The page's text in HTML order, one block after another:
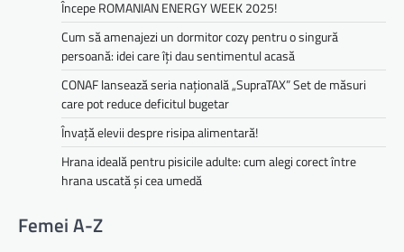
Începe ROMANIAN ENERGY WEEK 2025!
Cum să amenajezi un dormitor cozy pentru o singură
persoană: idei care îți dau sentimentul acasă
CONAF lansează seria națională „SupraTAX” Set de măsuri
care pot reduce deficitul bugetar
Învață elevii despre risipa alimentară!
Hrana ideală pentru pisicile adulte: cum alegi corect între
hrana uscată și cea umedă
Femei A-Z